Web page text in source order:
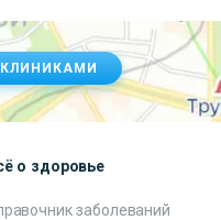
о здоровье
заболеваний